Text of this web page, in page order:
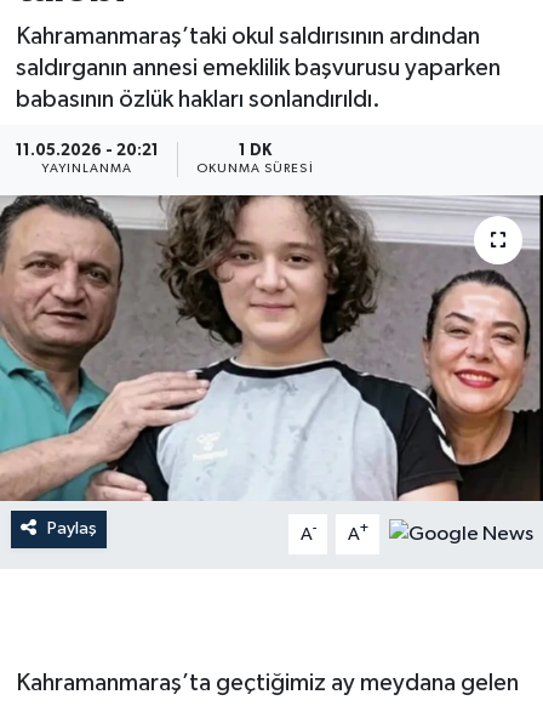
Kahramanmaraş’taki okul saldırısının ardından
saldırganın annesi emeklilik başvurusu yaparken
babasının özlük hakları sonlandırıldı.
11.05.2026 - 20:21
YAYINLANMA
1 DK
OKUNMA SÜRESI
Paylaş A- A+
Kahramanmaraş’ta geçtiğimiz ay meydana gelen
YAŞAM
TEKNOLOJİ
EĞİTİM
İLÇE HABERLERİ
KÜLTÜR-SANAT
KSÜ
DÜNYA
ROPORTAJ
YEREL YÖNETİM
Süper Lig Puan Durumu ve Fikstür
Tüm Manşetler
Haber Arşivi